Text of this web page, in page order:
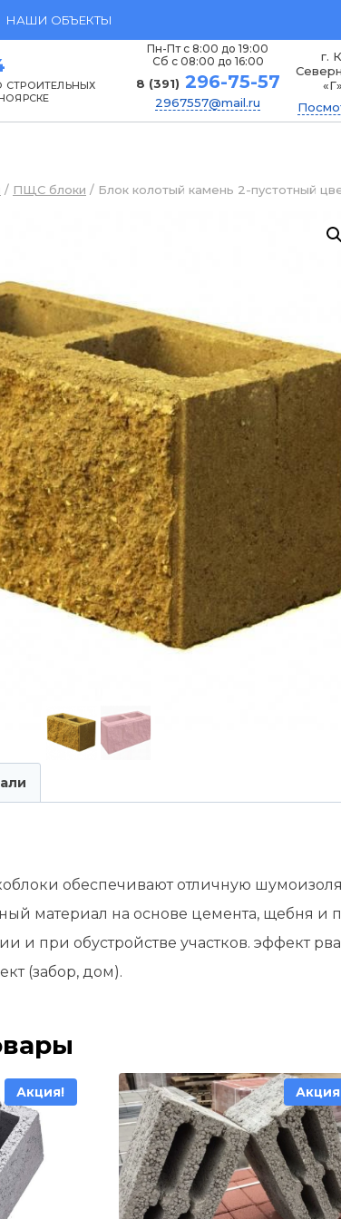
НАШИ ОБЪЕКТЫ
Пн-Пт с 8:00 до 19:00
Сб с 08:00 до 16:00
8 (391) 296-75-57
2967557@mail.ru
г.
/ ПЩС блоки / Блок колотый камень 2-пустотный
обеспечивают отличную
материал на основе цемента, щебня и
и при обустройстве участков. эффект
(забор, дом).
Акция!